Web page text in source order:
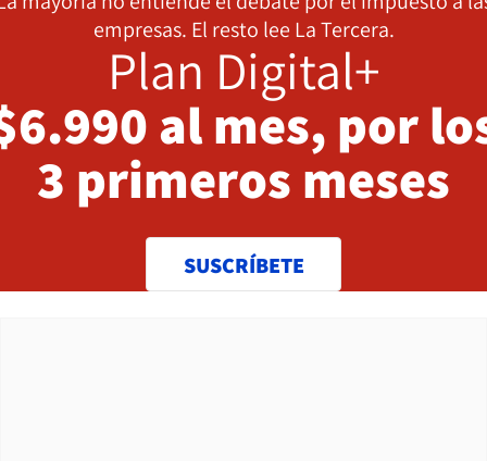
empresas. El resto lee La Tercera.
Plan Digital+
al mes, por
3 primeros meses
SUSCRÍBETE